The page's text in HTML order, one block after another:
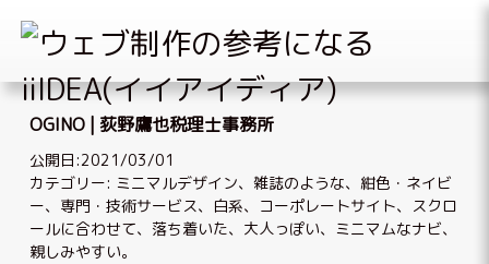
Skip
content
OGINO | 荻野鷹也税理士事務所
公開日:2021/03/01
カテゴリー: ミニマルデザイン、雑誌のような、紺色・ネイビ
ー、 専門・技術サービス、 白系、 コーポレートサイト、 スクロ
ールに合わせて、 落ち着いた、大人っぽい、 ミニマムなナビ、
親しみやすい。